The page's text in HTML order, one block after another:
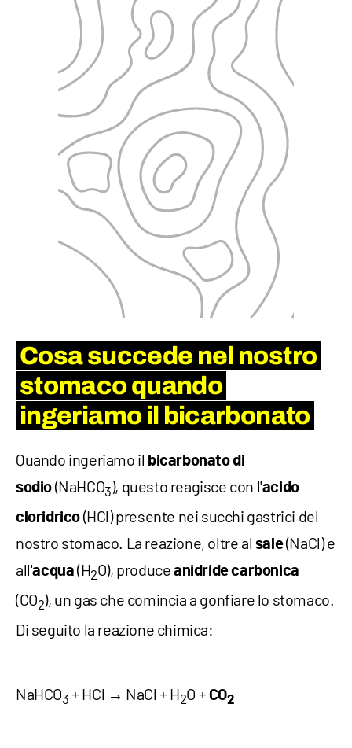
Cosa succede nel nostro
stomaco quando
ingeriamo il bicarbonato
Quando ingeriamo il bicarbonato di
sodio (NaHCO3), questo reagisce con l'acido
cloridrico (HCl) presente nei succhi gastrici del
nostro stomaco. La reazione, oltre al sale(NaCl) e
all'acqua (H2O), produceanidride carbonica
(CO2), un gas che comincia a gonfiare lo stomaco.
Di seguito la reazione chimica:
NaHCO3 + HCl → NaCl + H2O + CO2